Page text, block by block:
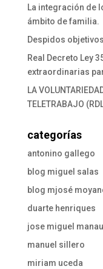
La integración de
ámbito de familia.
Despidos
Real Decreto Ley
extraordinarias
LA
TELETRABAJO
categorías
antonino gallego
blog miguel salas
blog mjosé
duarte henriques
jose miguel
manuel sillero
miriam uceda